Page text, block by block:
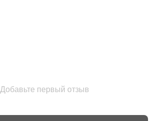
Добавьте первый отзыв